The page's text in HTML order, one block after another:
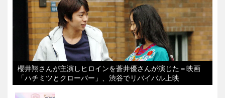
櫻井翔さんが主演しヒロインを蒼井優さんが演じた＝映画
「ハチミツとクローバー」、渋谷でリバイバル上映